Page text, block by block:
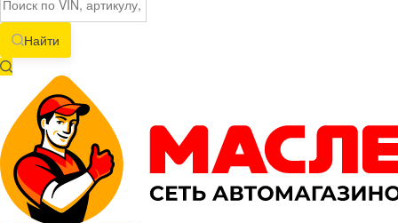
Найти